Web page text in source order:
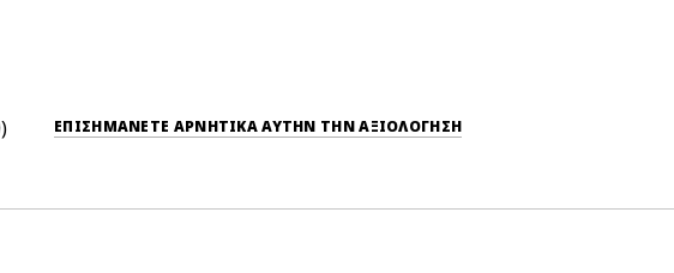
ΕΠΙΣΗΜΆΝΕΤΕ ΑΡΝΗΤΙΚΆ ΑΥΤΉΝ ΤΗΝ ΑΞΙΟΛΟΓΗΣΗ